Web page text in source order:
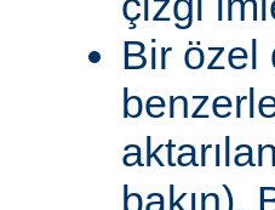
Bir özel
bakın).